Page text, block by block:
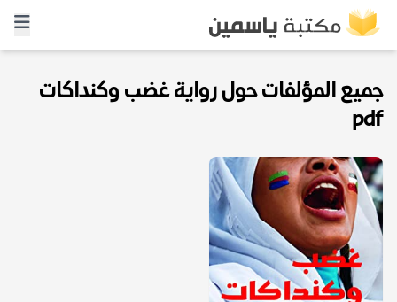
جميع المؤلفات حول رواية غضب وكنداكات
pdf